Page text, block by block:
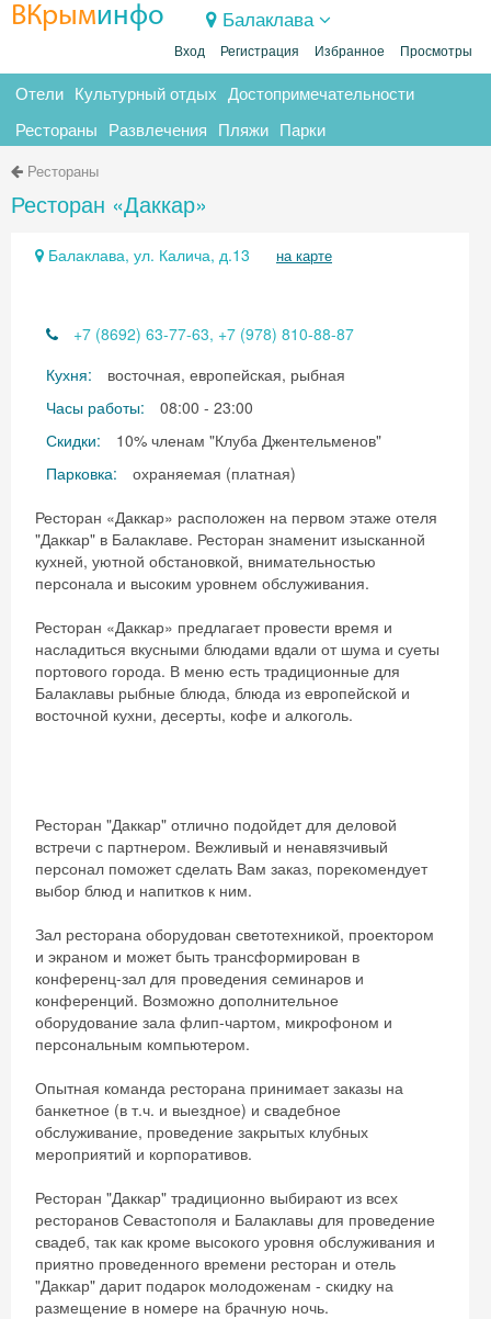
ВКрыминфо Балаклава
Вход Регистрация Избранное Просмотры
Отели Культурный отдых Достопримечательности
Рестораны Развлечения Пляжи Парки
Рестораны
Ресторан «Даккар»
Балаклава, ул. Калича, д.13 на карте
+7 (8692) 63-77-63, +7 (978) 810-88-87
Кухня:
восточная, европейская, рыбная
Часы работы:
08:00 - 23:00
Скидки:
10% членам "Клуба Джентельменов"
Парковка:
охраняемая (платная)
Ресторан «Даккар» расположен на первом этаже отеля
"Даккар" в Балаклаве. Ресторан знаменит изысканной
кухней, уютной обстановкой, внимательностью
персонала и высоким уровнем обслуживания.
Ресторан «Даккар» предлагает провести время и
насладиться вкусными блюдами вдали от шума и суеты
портового города. В меню есть традиционные для
Балаклавы рыбные блюда, блюда из европейской и
восточной кухни, десерты, кофе и алкоголь.
Ресторан "Даккар" отлично подойдет для деловой
встречи с партнером. Вежливый и ненавязчивый
персонал поможет сделать Вам заказ, порекомендует
выбор блюд и напитков к ним.
Зал ресторана оборудован светотехникой, проектором
и экраном и может быть трансформирован в
конференц-зал для проведения семинаров и
конференций. Возможно дополнительное
оборудование зала флип-чартом, микрофоном и
персональным компьютером.
Опытная команда ресторана принимает заказы на
банкетное (в т.ч. и выездное) и свадебное
обслуживание, проведение закрытых клубных
мероприятий и корпоративов.
Ресторан "Даккар" традиционно выбирают из всех
ресторанов Севастополя и Балаклавы для проведение
свадеб, так как кроме высокого уровня обслуживания и
приятно проведенного времени ресторан и отель
"Даккар" дарит подарок молодоженам - скидку на
размещение в номере на брачную ночь.